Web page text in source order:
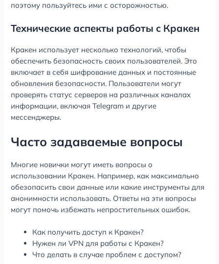
поэтому пользуйтесь ими с осторожностью.
Технические аспекты работы с Кракен
Кракен использует несколько технологий, чтобы
обеспечить безопасность своих пользователей. Это
включает в себя шифрование данных и постоянные
обновления безопасности. Пользователи могут
проверять статус серверов на различных каналах
информации, включая Telegram и другие
мессенджеры.
Часто задаваемые вопросы
Многие новички могут иметь вопросы о
использовании Кракен. Например, как максимально
обезопасить свои данные или какие инструменты для
анонимности использовать. Ответы на эти вопросы
могут помочь избежать непростительных ошибок.
Как получить доступ к Кракен?
Нужен ли VPN для работы с Кракен?
Что делать в случае проблем с доступом?